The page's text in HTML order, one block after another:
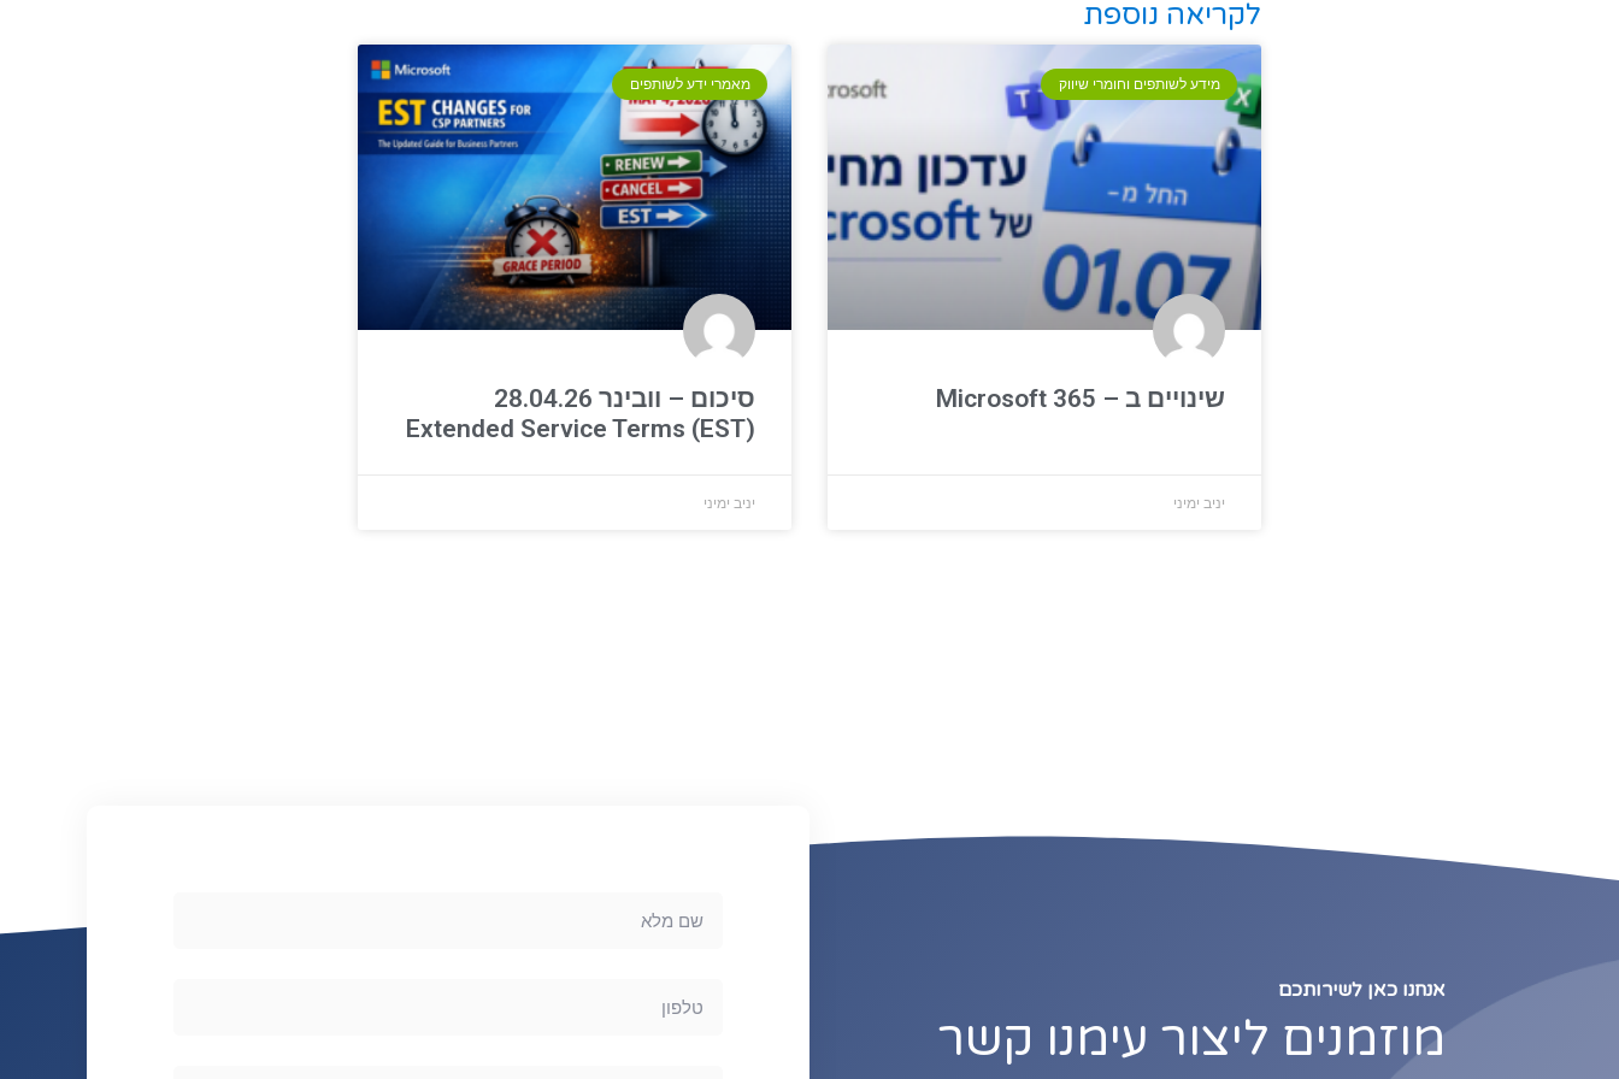
לקריאה נוספת
מידע לשותפים וחומרי שיווק
שינויים ב – Microsoft 365
יניב ימיני
מאמרי ידע לשותפים
סיכום – וובינר 28.04.26
Extended Service Terms (EST)
יניב ימיני
אנחנו כאן לשירותכם
מוזמנים ליצור עימנו קשר